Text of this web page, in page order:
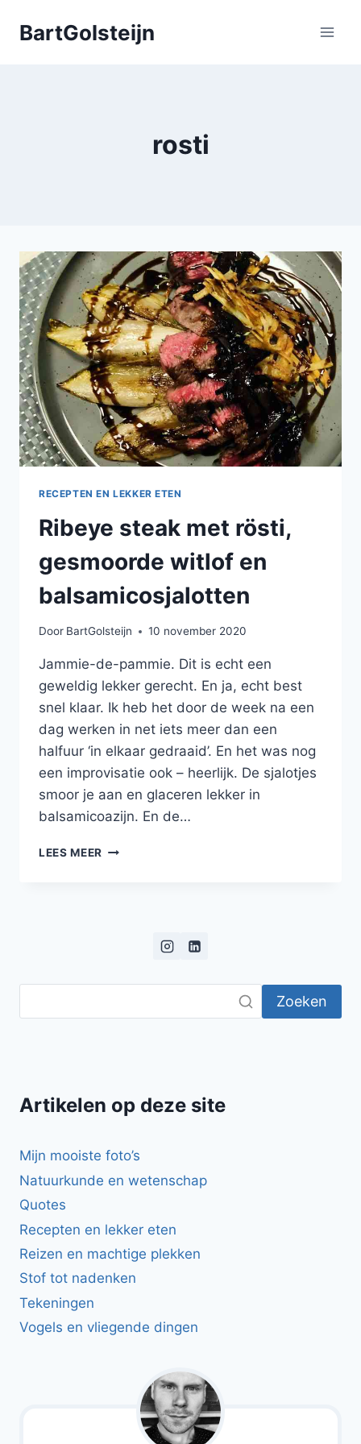
naarBartGolsteijn
rosti
RECEPTEN EN LEKKER ETEN
Ribeye steak met rösti,
gesmoorde witlof en
balsamicosjalotten
Door BartGolsteijn 10 november 2020
Jammie-de-pammie. Dit is echt een
geweldig lekker gerecht. En ja, echt best
snel klaar. Ik heb het door de week na een
dag werken in net iets meer dan een
halfuur ‘in elkaar gedraaid’. En het was nog
een improvisatie ook – heerlijk. De sjalotjes
smoor je aan en glaceren lekker in
balsamicoazijn. En de…
LEES MEER RIBEYE
Zoeken
Artikelen op deze site
Mijn mooiste foto’s
Natuurkunde en wetenschap
Quotes
Recepten en lekker eten
Reizen en machtige plekken
Stof tot nadenken
Tekeningen
Vogels en vliegende dingen